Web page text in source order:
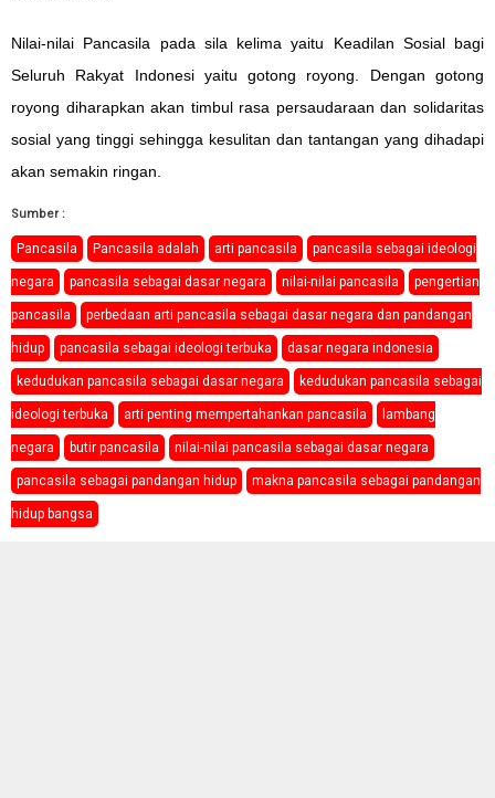
Nilai-nilai Pancasila pada sila kelima yaitu Keadilan Sosial bagi
Seluruh Rakyat Indonesi yaitu gotong royong. Dengan gotong
royong diharapkan akan timbul rasa persaudaraan dan solidaritas
sosial yang tinggi sehingga kesulitan dan tantangan yang dihadapi
akan semakin ringan.
Sumber :
Pancasila Pancasila adalah arti pancasila pancasila sebagai ideologi
negara pancasila sebagai dasar negara nilai-nilai pancasila pengertian
pancasila perbedaan arti pancasila sebagai dasar negara dan pandangan
hidup pancasila sebagai ideologi terbuka dasar negara indonesia
kedudukan pancasila sebagai dasar negara kedudukan pancasila sebagai
ideologi terbuka arti penting mempertahankan pancasila lambang
negara butir pancasila nilai-nilai pancasila sebagai dasar negara
pancasila sebagai pandangan hidup makna pancasila sebagai pandangan
hidup bangsa